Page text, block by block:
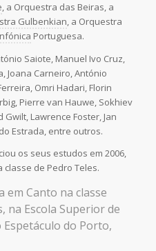
, a Orquestra das Beiras, a
Gulbenkian, a Orquestra
Portuguesa.
Saiote, Manuel Ivo Cruz,
Joana Carneiro, António
Omri Hadari, Florin
Pierre van Hauwe, Sokhiev
Lawrence Foster, Jan
Estrada, entre outros.
os seus estudos em 2006,
classe de Pedro Teles.
em Canto na classe
na Escola Superior de
Espetáculo do Porto,